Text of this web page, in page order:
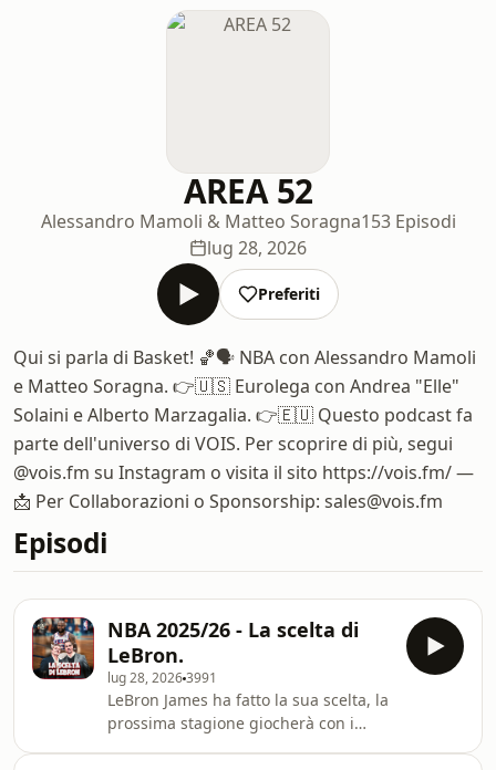
AREA 52
Alessandro Mamoli & Matteo Soragna153 Episodi
lug 28, 2026
Preferiti
Qui si parla di Basket! 🏀🗣 NBA con Alessandro Mamoli
e Matteo Soragna. 👉🇺🇸 Eurolega con Andrea "Elle"
Solaini e Alberto Marzagalia. 👉🇪🇺 Questo podcast fa
parte dell'universo di VOIS. Per scoprire di più, segui
@vois.fm su Instagram o visita il sito https://vois.fm/ —
📩 Per Collaborazioni o Sponsorship: sales@vois.fm
Episodi
NBA 2025/26 - La scelta di
LeBron.
lug 28, 20263991
LeBron James ha fatto la sua scelta, la
prossima stagione giocherà con i